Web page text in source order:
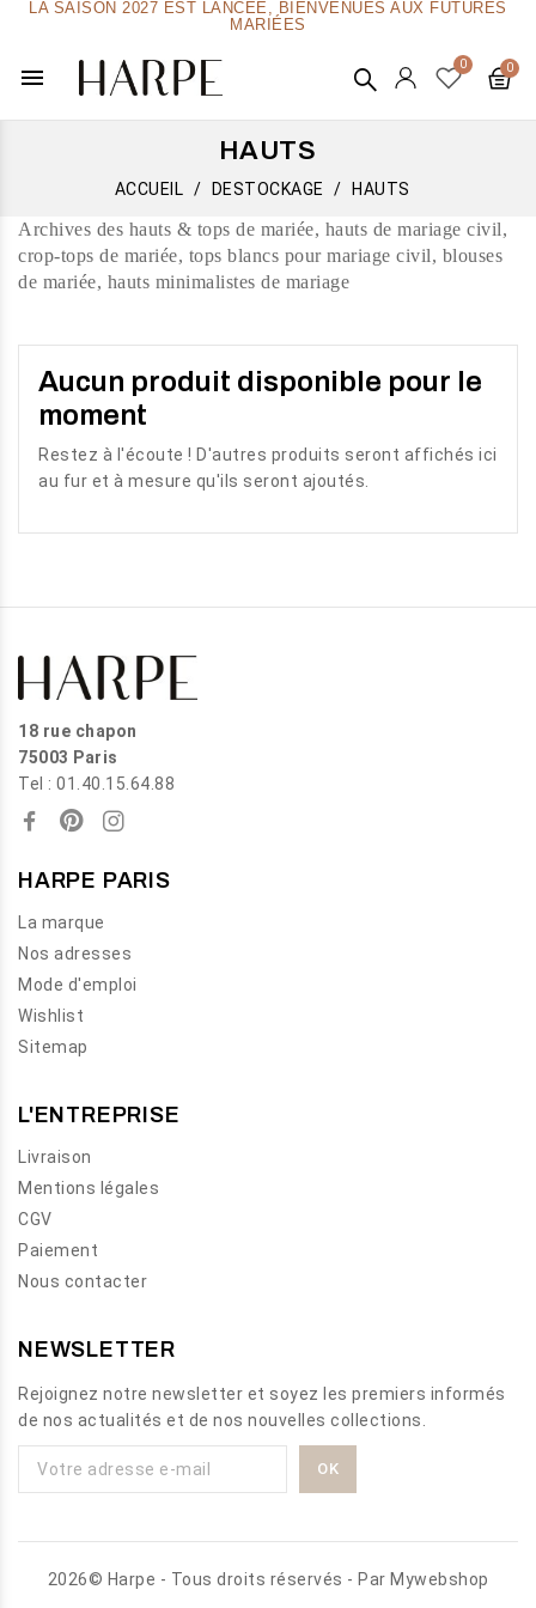
LA SAISON 2027 EST LANCÉE, BIENVENUES AUX FUTURES
MARIÉES
menu
HAUTS
ACCUEIL DESTOCKAGE HAUTS
Archives des hauts & tops de mariée, hauts de mariage civil,
crop-tops de mariée, tops blancs pour mariage civil, blouses
de mariée, hauts minimalistes de mariage
Aucun produit disponible pour le
moment
Restez à l'écoute ! D'autres produits seront affichés ici
au fur et à mesure qu'ils seront ajoutés.
18 rue chapon
75003 Paris
Tel : 01.40.15.64.88
HARPE PARIS
La marque
Nos adresses
Mode d'emploi
Wishlist
Sitemap
L'ENTREPRISE
Livraison
Mentions légales
CGV
Paiement
Nous contacter
NEWSLETTER
Rejoignez notre newsletter et soyez les premiers informés
de nos actualités et de nos nouvelles collections.
2026© Harpe - Tous droits réservés - Par Mywebshop